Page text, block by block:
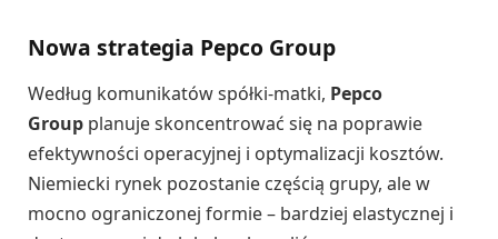
Nowa strategia Pepco Group
Według komunikatów spółki-matki, Pepco
Group planuje skoncentrować się na poprawie
efektywności operacyjnej i optymalizacji kosztów.
Niemiecki rynek pozostanie częścią grupy, ale w
mocno ograniczonej formie – bardziej elastycznej i